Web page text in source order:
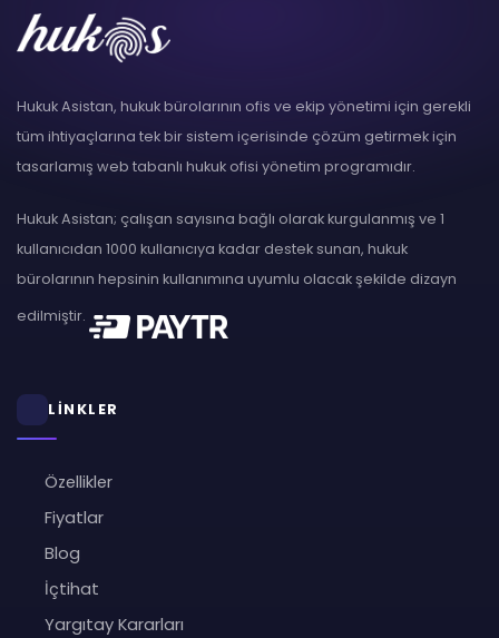
Hukuk Asistan, hukuk bürolarının ofis ve ekip yönetimi için gerekli
tüm ihtiyaçlarına tek bir sistem içerisinde çözüm getirmek için
tasarlamış web tabanlı hukuk ofisi yönetim programıdır.
Hukuk Asistan; çalışan sayısına bağlı olarak kurgulanmış ve 1
kullanıcıdan 1000 kullanıcıya kadar destek sunan, hukuk
bürolarının hepsinin kullanımına uyumlu olacak şekilde dizayn
edilmiştir.
LİNKLER
Özellikler
Fiyatlar
Blog
İçtihat
Yargıtay Kararları